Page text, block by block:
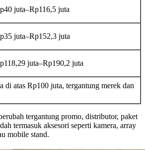
juta–Rp116,5 juta
juta–Rp152,3 juta
juta–Rp190,2 juta
di atas Rp100 juta, tergantung merek dan
tergantung promo, distributor, paket
termasuk aksesori seperti kamera, array
mobile stand.